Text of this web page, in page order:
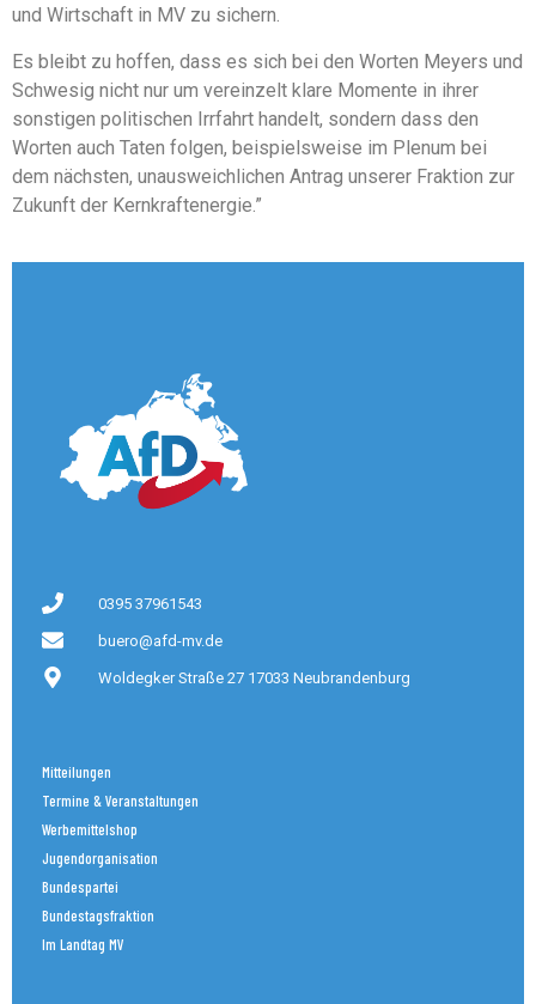
und Wirtschaft in MV zu sichern.
Es bleibt zu hoffen, dass es sich bei den Worten Meyers und
Schwesig nicht nur um vereinzelt klare Momente in ihrer
sonstigen politischen Irrfahrt handelt, sondern dass den
Worten auch Taten folgen, beispielsweise im Plenum bei
dem nächsten, unausweichlichen Antrag unserer Fraktion zur
Zukunft der Kernkraftenergie.”
0395 37961543
buero@afd-mv.de
Woldegker Straße 27 17033 Neubrandenburg
Mitteilungen
Termine & Veranstaltungen
Werbemittelshop
Jugendorganisation
Bundespartei
Bundestagsfraktion
Im Landtag MV